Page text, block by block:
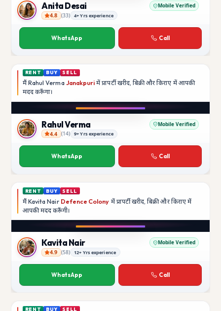
Anita Desai
Anita Desai Mobile Verified
4.8 (33) 4+ Yrs experience
WhatsApp Call
RENT BUY SELL
मैं Rahul Verma Janakpuri में प्रापर्टी खरीद, बिक्री और किराए में आपकी
मददकरूँगा।
Rahul Verma
Rahul Verma Mobile Verified
4.4 (14) 9+ Yrs experience
WhatsApp Call
RENT BUY SELL
मैं Kavita Nair Defence Colony में प्रापर्टी खरीद, बिक्री और किराए में
आपकी मददकरूँगी।
Kavita Nair
Kavita Nair Mobile Verified
4.9 (58) 12+ Yrs experience
WhatsApp Call
RENT BUY SELL